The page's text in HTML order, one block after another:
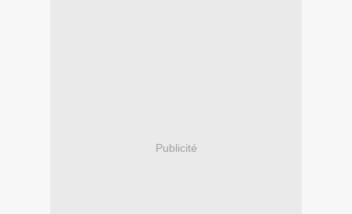
Publicité